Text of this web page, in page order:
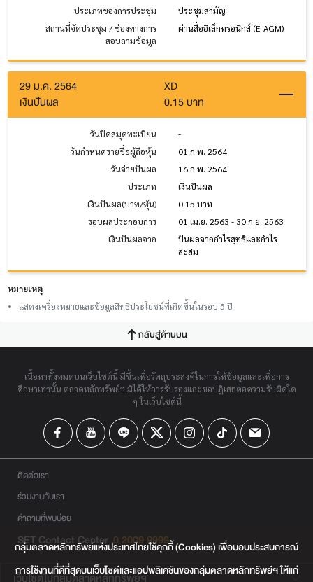
ประเภทของการประชุม
ประชุมสามัญ
สถานที่จัดประชุม / ช่องทางการ
สอบถามข้อมูล
ผ่านสื่ออิเล็กทรอนิกส์ (E-AGM)
29 ม.ค. 2564
XD
เงินปันผล
0.15 บาท
วันปิดสมุดทะเบียน
-
วันกำหนดรายชื่อผู้ถือหุ้น
01 ก.พ. 2564
วันจ่ายปันผล
16 ก.พ. 2564
ประเภท
เงินปันผล
เงินปันผล(บาท/หุ้น)
0.15 บาท
รอบผลประกอบการ
01 เม.ย. 2563 - 30 ก.ย. 2563
เงินปันผลจาก
ปันผลจากกำไรสุทธิและกำไร
สะสม
หมายเหตุ
แสดงเครื่องหมายและข้อมูลสิทธิประโยชน์ที่เกิดขึ้นในรอบ 5 ปี
กลับสู่ด้านบน
เนื้อหาทั้งหมดบนเว็บไซต์นี้ มีขึ้นเพื่อวัตถุประสงค์ในการให้ข้อมูลและเพื่อการ
ศึกษาเท่านั้น ตลาดหลักทรัพย์ฯ มิได้ให้การรับรองและขอปฏิเสธต่อความรับผิดใด
ๆ ในเว็บไซต์นี้
ติดต่อเรา
ร่วมงานกับเรา
คำถามที่พบบ่อย
SET Contact Center 0 2009 9999
กลุ่มตลาดหลักทรัพย์แห่งประเทศไทยใช้คุกกี้ (Cookies) เพื่อมอบประสบการณ์
การใช้งานที่ดีที่สุดบนเว็บไซต์และแอปพลิเคชันของกลุ่มตลาดหลักทรัพย์ฯ ให้แก่